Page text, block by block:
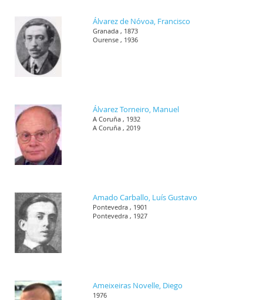
Álvarez de Nóvoa, Francisco
Granada , 1873
Ourense , 1936
Álvarez Torneiro, Manuel
A Coruña , 1932
A Coruña , 2019
Amado Carballo, Luís Gustavo
Pontevedra , 1901
Pontevedra , 1927
Ameixeiras Novelle, Diego
1976